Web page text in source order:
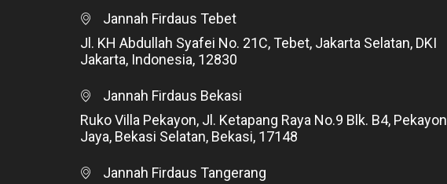
Jannah Firdaus Tebet
Jl. KH Abdullah Syafei No. 21C, Tebet, Jakarta Selatan, DKI
Jakarta, Indonesia, 12830
Jannah Firdaus Bekasi
Ruko Villa Pekayon, Jl. Ketapang Raya No.9 Blk. B4, Pekayon
Jaya, Bekasi Selatan, Bekasi, 17148
Jannah Firdaus Tangerang